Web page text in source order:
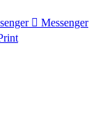
Messenger